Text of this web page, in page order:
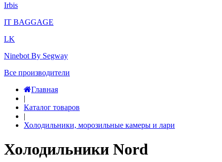
Irbis
IT BAGGAGE
LK
Ninebot By Segway
Все производители
Главная
|
Каталог товаров
|
Холодильники, морозильные камеры и лари
Холодильники Nord